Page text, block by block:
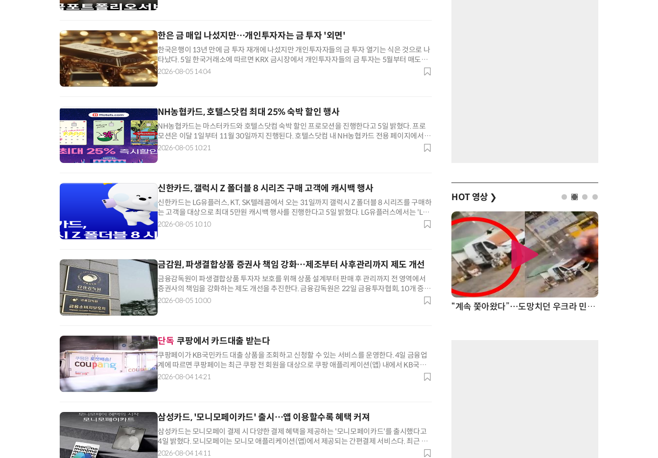
한은 금 매입 나섰지만…개인투자자는 금 투자 '외면'
한국은행이 13년 만에 금 투자 재개에 나섰지만 개인투자자들의 금 투자 열기는 식은 것으로 나
타났다. 5일 한국거래소에 따르면 KRX 금시장에서 개인투자자들의 금 투자는 5월부터 매도액
이 매수액을 넘어선 뒤 매수액이 지속 감소하고 있다. 7월 개인투자자의 매도액은 3790억원으
2026-08-05 14:04
NH농협카드, 호텔스닷컴 최대 25% 숙박 할인 행사
NH농협카드는 마스터카드와 호텔스닷컴 숙박 할인 프로모션을 진행한다고 5일 밝혔다. 프로
모션은 이달 1일부터 11월 30일까지 진행된다. 호텔스닷컴 내 NH농협카드 전용 페이지에서 숙
소를 예약한 뒤 전용 쿠폰코드를 입력하고, NH농협 마스터카드로 200달러 이상 결제하면 20%
2026-08-05 10:21
신한카드, 갤럭시 Z 폴더블 8 시리즈 구매 고객에 캐시백 행사
신한카드는 LG유플러스, KT, SK텔레콤에서 오는 31일까지 갤럭시 Z 폴더블 8 시리즈를 구매하
는 고객을 대상으로 최대 5만원 캐시백 행사를 진행한다고 5일 밝혔다. LG유플러스에서는 'LG
U+ 스마트플랜 Plus 신한카드'로, KT에서는 'KT 가족만족 할부 신한카드', SK텔레콤에서는
2026-08-05 10:10
금감원, 파생결합상품 증권사 책임 강화…제조부터 사후관리까지 제도 개선
금융감독원이 파생결합상품 투자자 보호를 위해 상품 설계부터 판매 후 관리까지 전 영역에서
증권사의 책임을 강화하는 제도 개선을 추진한다. 금융감독원은 22일 금융투자협회, 10개 증권
사와 함께 '파생결합상품 제도개선 간담회'를 개최하고, 파생결합상품 투자자 보호를 위해 마련
2026-08-05 10:00
단독 쿠팡에서 카드대출 받는다
쿠팡페이가 KB국민카드 대출 상품을 조회하고 신청할 수 있는 서비스를 운영한다. 4일 금융업
계에 따르면 쿠팡페이는 최근 쿠팡 전 회원을 대상으로 쿠팡 애플리케이션(앱) 내에서 KB국민
카드 카드론, 신용대출 한도와 금리를 조회하고 신청할 수 있는 '대출 모집서비스'를 시작했다.
2026-08-04 14:21
삼성카드, '모니모페이카드' 출시…앱 이용할수록 혜택 커져
삼성카드는 모니모페이 결제 시 다양한 결제 혜택을 제공하는 '모니모페이카드'를 출시했다고
4일 밝혔다. 모니모페이는 모니모 애플리케이션(앱)에서 제공되는 간편결제 서비스다. 최근 마
그네틱 보안 전송(MST) 기능을 도입해 온라인 가맹점뿐 아니라 오프라인 가맹점에서도 실물 카
2026-08-04 14:11
HOT 영상 ❯
70년 만에 돌아온 시베리아호랑이…카자흐스탄 야생에 풀렸다 “계속 쫓아왔다”…도망치던 우크라 민간인 공격한 러 자폭 드론